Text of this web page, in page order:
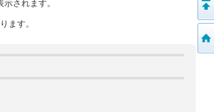
されます。
ます。